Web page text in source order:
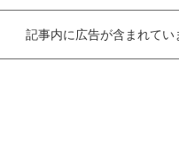
記事内に広告が含まれてい